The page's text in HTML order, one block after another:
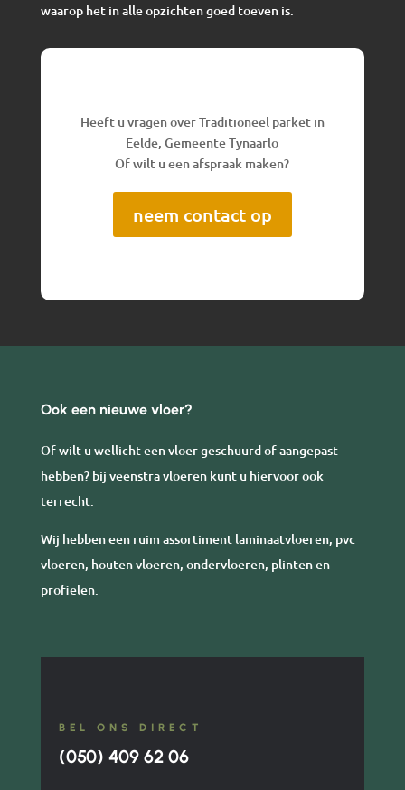
waarop het in alle opzichten goed toeven is.
Heeft u vragen over Traditioneel parket in
Eelde, Gemeente Tynaarlo
Of wilt u een afspraak maken?
neem contact op
Ook een nieuwe vloer?
Of wilt u wellicht een vloer geschuurd of aangepast
hebben? bij veenstra vloeren kunt u hiervoor ook
terrecht.
Wij hebben een ruim assortiment laminaatvloeren, pvc
vloeren, houten vloeren, ondervloeren, plinten en
profielen.
BEL ONS DIRECT
(050) 409 62 06